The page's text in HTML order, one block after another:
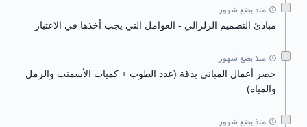
منذ بضع شهور
مبادئ التصميم الزلزالي - العوامل التي يجب أخذها في الاعتبار
منذ بضع شهور
حصر أعمال المباني بدقة (عدد الطوب + كميات الأسمنت والرمل
والمياه)
منذ بضع شهور